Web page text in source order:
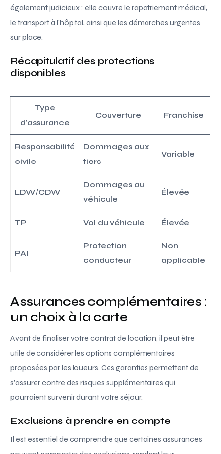
également judicieux : elle couvre le rapatriement médical,
le transport à l’hôpital, ainsi que les démarches urgentes
sur place.
Récapitulatif des protections
disponibles
Type
d’assurance
Couverture Franchise
Responsabilité
civile
Dommages aux
tiers
Variable
LDW/CDW
Dommages au
véhicule
Élevée
TP Vol du véhicule Élevée
PAI
Protection
conducteur
Non
applicable
Assurances complémentaires :
un choix à la carte
Avant de finaliser votre contrat de location, il peut être
utile de considérer les options complémentaires
proposées par les loueurs. Ces garanties permettent de
s’assurer contre des risques supplémentaires qui
pourraient survenir durant votre séjour.
Exclusions à prendre en compte
Il est essentiel de comprendre que certaines assurances